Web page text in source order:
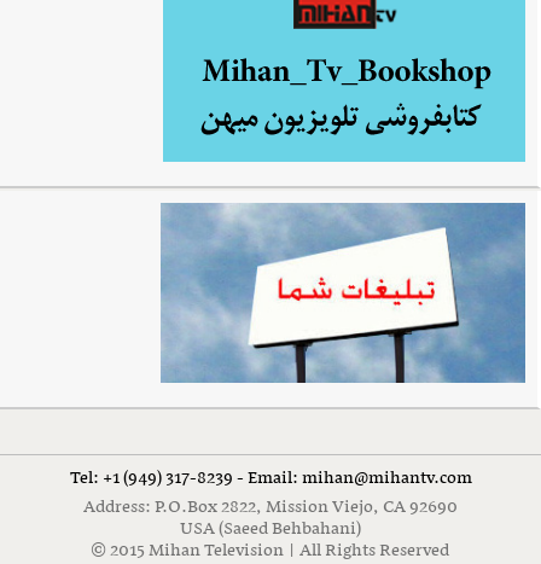
Tel: +1 (949) 317-8239 - Email: mihan@mihantv.com
Address: P.O.Box 2822, Mission Viejo, CA 92690
USA (Saeed Behbahani)
© 2015 Mihan Television | All Rights Reserved